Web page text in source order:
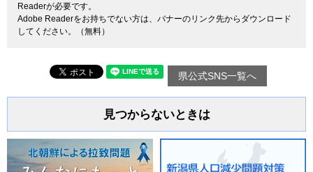
Readerが必要です。
Adobe Readerをお持ちでない方は、バナーのリンク先からダウンロード
してください。（無料）
県公式SNS一覧へ
見つからないときは